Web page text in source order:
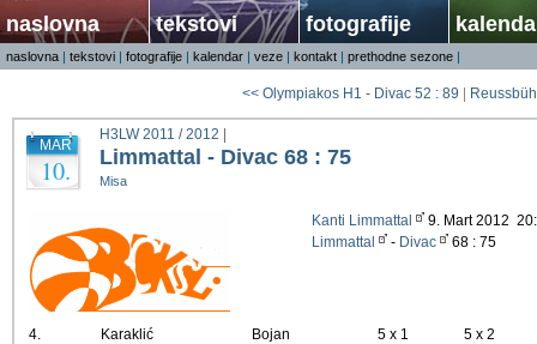
naslovna tekstovi fotografije
naslovna | tekstovi | fotografije | kalendar | veze | kontakt | prethodne sezone |
<< Olympiakos H1 - Divac 52 : 89
MAR
10.
H3LW 2011 / 2012
Limmattal - Divac 68 : 75
Misa
Kanti Limmattal
9. Mart 2012
Limmattal
- Divac 68 : 75
4. Karaklić Bojan 5 x 1
5 x 2